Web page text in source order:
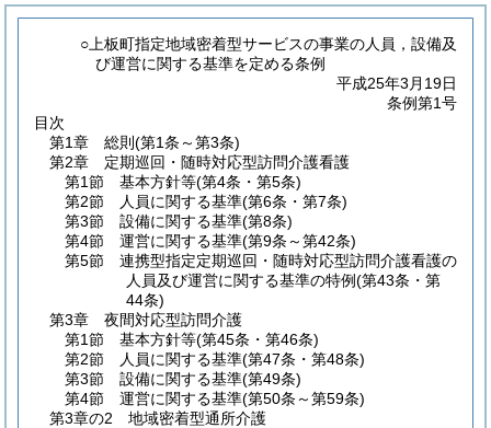
○上板町指定地域密着型サービスの事業の人員，設備及
び運営に関する基準を定める条例
平成25年3月19日
条例第1号
目次
第1章
総則 (第1条～第3条)
第2章
定期巡回・随時対応型訪問介護看護
第1節
基本方針等(第4条・第5条)
第2節
人員に関する基準(第6条・第7条)
第3節
設備に関する基準(第8条)
第4節
運営に関する基準(第9条～第42条)
第5節
連携型指定定期巡回・随時対応型訪問介護看護の
人員及び運営に関する基準の特例(第43条・第
44条)
第3章
夜間対応型訪問介護
第1節
基本方針等(第45条・第46条)
第2節
人員に関する基準(第47条・第48条)
第3節
設備に関する基準(第49条)
第4節
運営に関する基準(第50条～第59条)
第3章の2
地域密着型通所介護